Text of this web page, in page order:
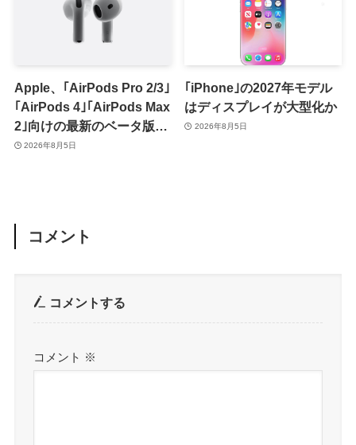
Apple、｢AirPods Pro 2/3｣
｢AirPods 4｣｢AirPods Max
2｣向けの最新のベータ版フ
ァームウェア｢9A5336b｣を
2026年8月5日
｢iPhone｣の2027年モデル
はディスプレイが大型化か
2026年8月5日
コメント
コメントする
コメント ※